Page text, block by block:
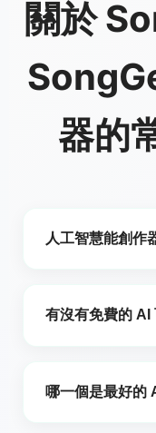
關於
器的
人工智慧能創作
經網路的進步,人工
括器樂曲。像
特定樂器等參數,你
有沒有免費的 AI
免費平台示例,讓任
哪一個是最好的